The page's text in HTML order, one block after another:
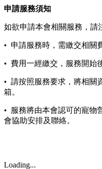
申請服務須知
如欲申請本會相關服務，請
• 申請服務時，需繳交相關
• 費用一經繳交，服務開始
• 請按照服務要求，將相關
箱。
• 服務將由本會認可的寵物
會協助安排及聯絡。
Loading...